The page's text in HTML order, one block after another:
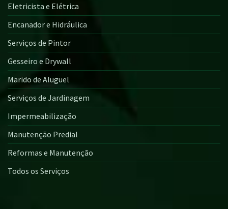
Eletricista e Elétrica
Encanador e Hidráulica
Serviços de Pintor
Gesseiro e Drywall
Marido de Aluguel
Serviços de Jardinagem
Impermeabilização
Manutenção Predial
Reformas e Manutenção
Todos os Serviços